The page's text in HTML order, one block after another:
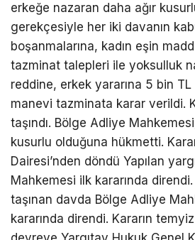
erkeğe nazaran daha ağır
gerekçesiyle her iki davanın
boşanmalarına, kadın eşin
tazminat talepleri ile yoksulluk
reddine, erkek yararına 5 bin
manevi tazminata karar verildi.
taşındı. Bölge Adliye
kusurlu olduğuna hükmetti.
Dairesi’nden döndü Yapılan
Mahkemesi ilk kararında
taşınan davda Bölge Adliye
kararında direndi. Kararın